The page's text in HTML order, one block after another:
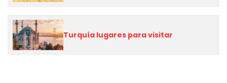
Turquía lugares para visitar